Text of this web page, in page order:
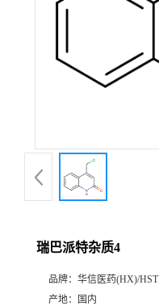
书
瑞巴派特杂质4
品牌： 华信医药(HX)/HST
产地：
国内